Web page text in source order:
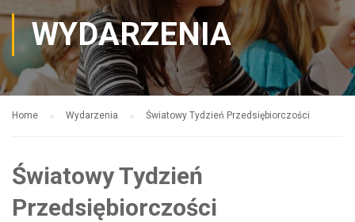
WYDARZENIA
Home Wydarzenia Światowy Tydzień Przedsiębiorczości
Światowy Tydzień
Przedsiębiorczości